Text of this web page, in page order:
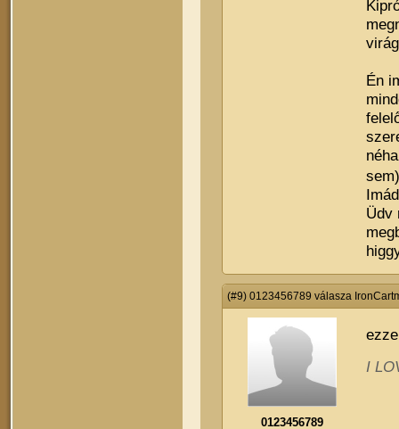
Én
sem)
Üdv
(#9) 0123456789 válasza
0123456789
I